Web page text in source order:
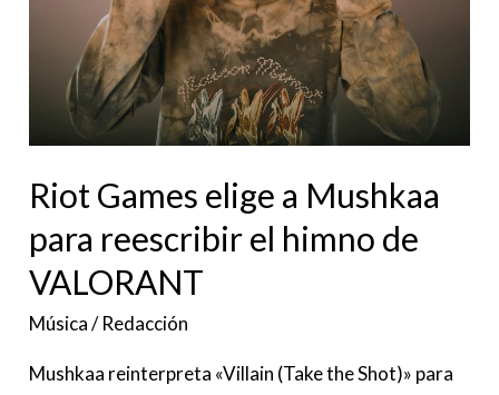
Riot Games elige a Mushkaa
para reescribir el himno de
VALORANT
Música/Redacción
Mushkaa reinterpreta «Villain (Take the Shot)» para
reescribir
himno
de